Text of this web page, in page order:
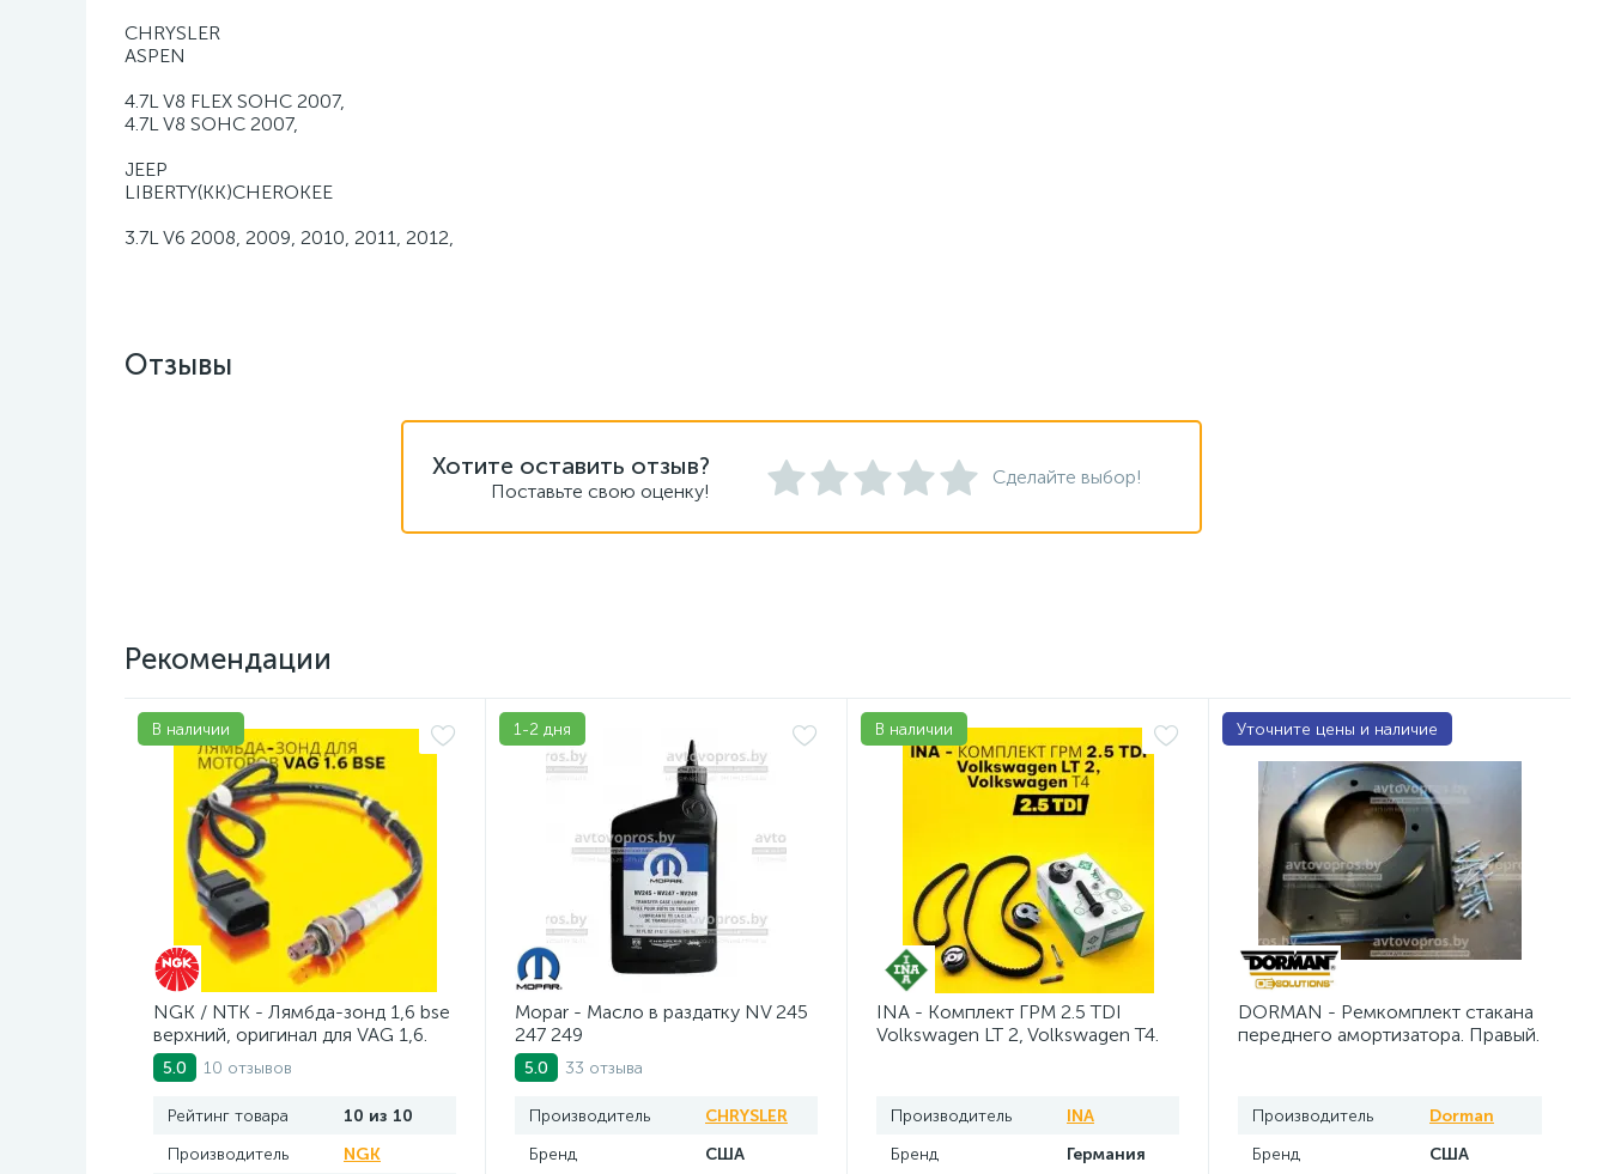
CHRYSLER
ASPEN
4.7L V8 FLEX SOHC 2007,
4.7L V8 SOHC 2007,
JEEP
LIBERTY(KK)CHEROKEE
3.7L V6 2008, 2009, 2010, 2011, 2012,
Отзывы
Хотите оставить отзыв?
Поставьте свою оценку!
Сделайте выбор!
Рекомендации
В наличии
NGK / NTK - Лямбда-зонд 1,6 bse
верхний, оригинал для VAG 1,6.
Арт. AV2016BSE
5.0 10 отзывов
Рейтинг товара
10 из 10
Производитель
NGK
1-2 дня
Mopar - Масло в раздатку NV 245
247 249
5.0 33 отзыва
Производитель
CHRYSLER
Бренд
США
В наличии
INA - Комплект ГРМ 2.5 TDI
Volkswagen LT 2, Volkswagen Т4.
Производитель
INA
Бренд
Германия
Уточните цены и наличие
DORMAN - Ремкомплект стакана
переднего амортизатора. Правый.
Производитель
Dorman
Бренд
США